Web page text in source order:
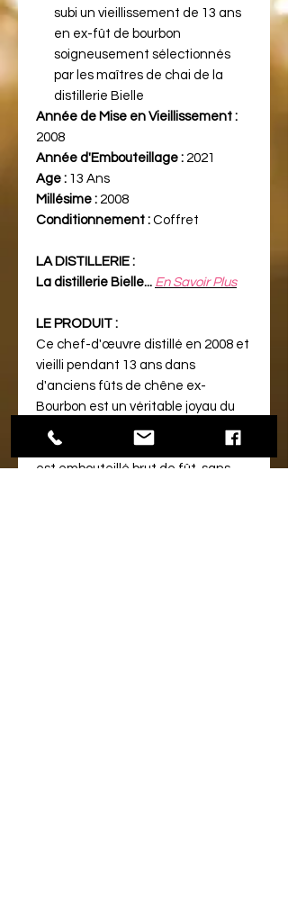
subi un vieillissement de 13 ans
en ex-fût de bourbon
soigneusement sélectionnés
par les maîtres de chai de la
distillerie Bielle
Année de Mise en Vieillissement :
2008
Année d'Embouteillage : 2021
Age : 13 Ans
Millésime : 2008
Conditionnement : Coffret
LA DISTILLERIE :
La distillerie Bielle... En Savoir Plus
LE PRODUIT :
Ce chef-d'œuvre distillé en 2008 et
vieilli pendant 13 ans dans
d'anciens fûts de chêne ex-
Bourbon est un véritable joyau du
terroir caribéen. Présenté dans sa
forme la plus authentique, ce rhum
est embouteillé brut de fût, sans